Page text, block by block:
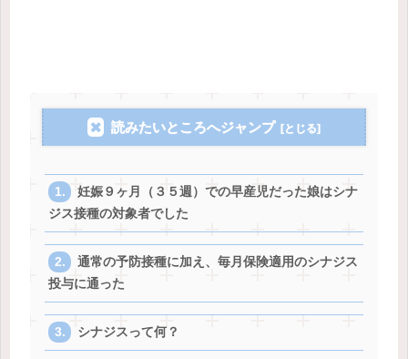
読みたいところへジャンプ
妊娠９ヶ月（３５週）での早産児だった娘はシナ
ジス接種の対象者でした
通常の予防接種に加え、毎月保険適用のシナジス
投与に通った
シナジスって何？